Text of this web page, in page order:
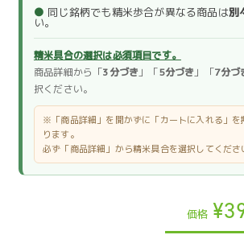
● 同じ銘柄でも精米歩合が異なる商品は別
い。
精米具合の選択は必須項目です。
商品詳細から「3分づき 」「5分づき 」「7分づ
択ください。
※「商品詳細」を開かずに「カートに入れる」を
ります。
必ず「商品詳細」から精米具合を選択してくださ
価格